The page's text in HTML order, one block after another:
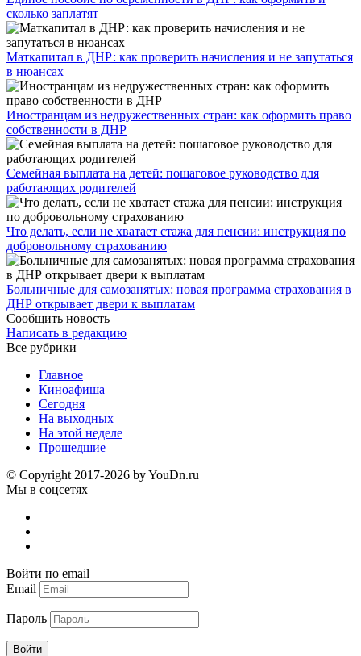
сколько заплатят
​Маткапитал в ДНР: как проверить начисления и не запутаться
в нюансах
Иностранцам из недружественных стран: как оформить право
собственности в ДНР
Семейная выплата на детей: пошаговое руководство для
работающих родителей
Что делать, если не хватает стажа для пенсии: инструкция по
добровольному страхованию
Больничные для самозанятых: новая программа страхования в
ДНР открывает двери к выплатам
Сообщить новость
Написать в редакцию
Все рубрики
Главное
Киноафиша
Сегодня
На выходных
На этой неделе
Прошедшие
© Copyright 2017-2026 by YouDn.ru
Мы в соцсетях
Войти по email
Email
Пароль
Войти